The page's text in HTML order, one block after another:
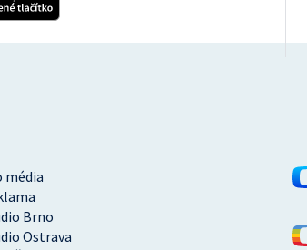
média
Brno
Ostrava